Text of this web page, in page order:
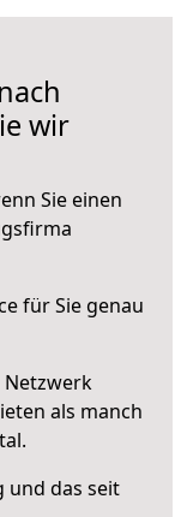
wir
Sie einen
für Sie genau
als manch
und das seit